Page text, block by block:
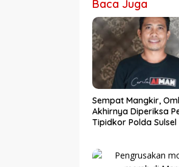
Baca Juga
Sempat Mangkir,
Akhirnya Diperiksa
Tipidkor Polda Sulsel